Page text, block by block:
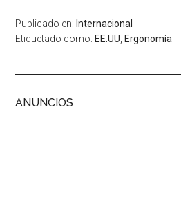
Publicado en: Internacional
Etiquetado como: EE.UU Ergonomía
ANUNCIOS